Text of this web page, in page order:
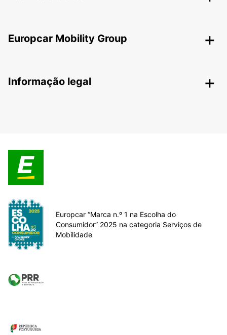
Europcar Mobility Group
Informação legal
Europcar “Marca n.º 1 na Escolha do
Consumidor” 2025 na categoria Serviços de
Mobilidade